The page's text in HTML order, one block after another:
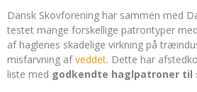
Dansk Skovforening har sammen med
testet mange forskellige patrontyper
af haglenes skadelige virkning på
misfarvning afveddet. Dette har
liste med godkendte haglpatroner til